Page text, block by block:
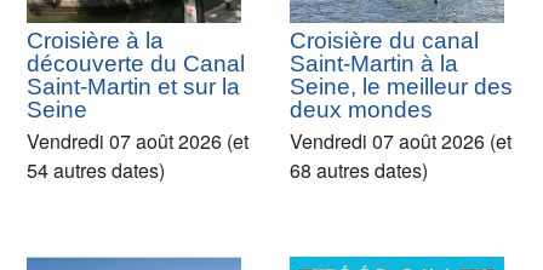
Croisière à la
découverte du Canal
Saint-Martin et sur la
Seine
Vendredi 07 août 2026 (et
54 autres dates)
Croisière du canal
Saint-Martin à la
Seine, le meilleur des
deux mondes
Vendredi 07 août 2026 (et
68 autres dates)